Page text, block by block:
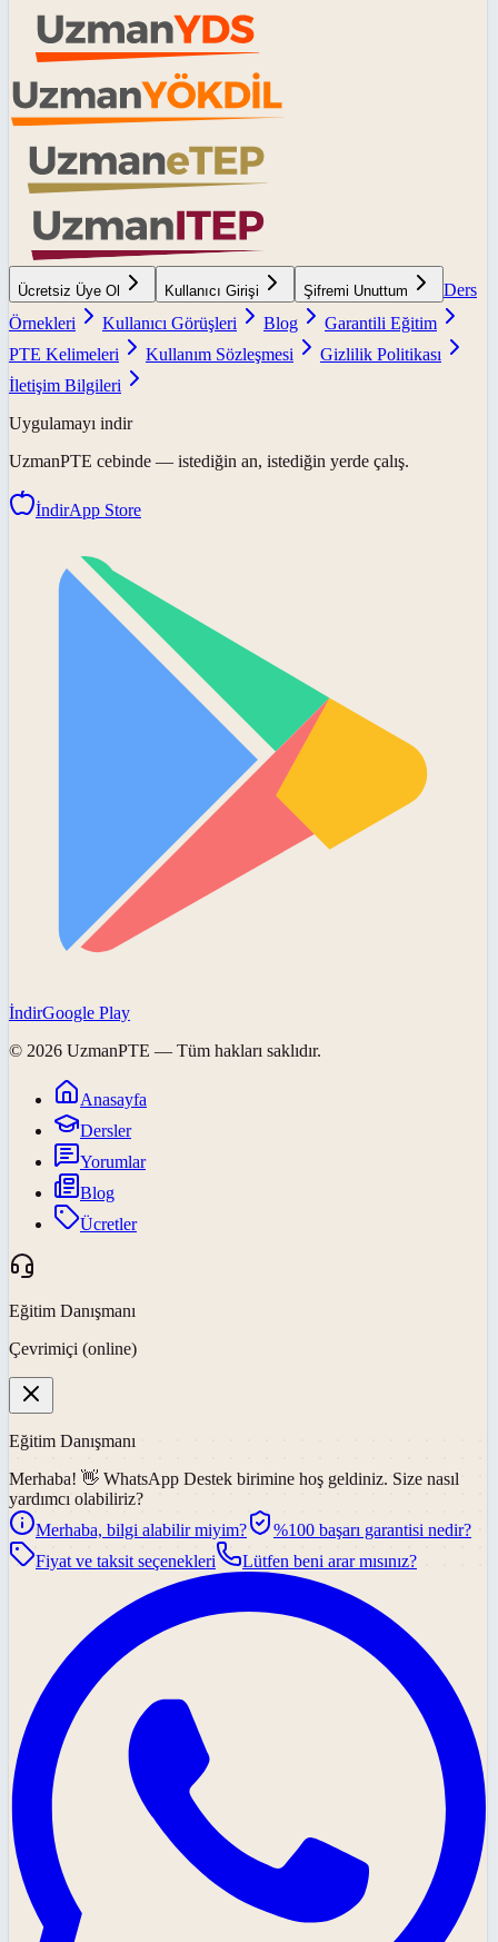
Ücretsiz Üye Ol Kullanıcı Girişi Şifremi Unuttum
Ders
Örnekleri
Kullanıcı Görüşleri Blog
Garantili Eğitim
PTE Kelimeleri
Kullanım Sözleşmesi
Gizlilik Politikası
İletişim Bilgileri
Uygulamayı indir
UzmanPTE cebinde — istediğin an, istediğin yerde çalış.
İndirApp Store
İndirGoogle Play
© 2026 UzmanPTE — Tüm hakları saklıdır.
Anasayfa
Dersler
Yorumlar
Blog
Ücretler
Eğitim Danışmanı
Çevrimiçi (online)
Eğitim Danışmanı
Merhaba! 👋 WhatsApp Destek birimine hoş geldiniz. Size nasıl
yardımcı olabiliriz?
Merhaba, bilgi alabilir miyim?
%100 başarı garantisi nedir?
Fiyat ve taksit seçenekleri
Lütfen beni arar mısınız?